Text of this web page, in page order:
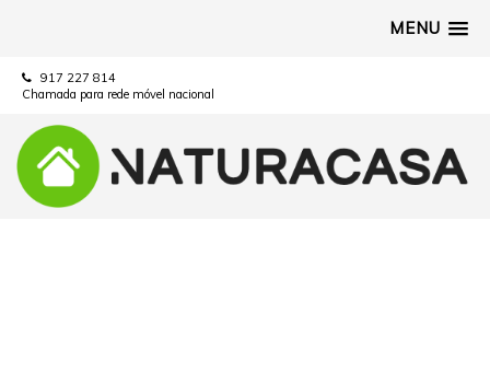
MENU
917 227 814
Chamada para rede móvel nacional